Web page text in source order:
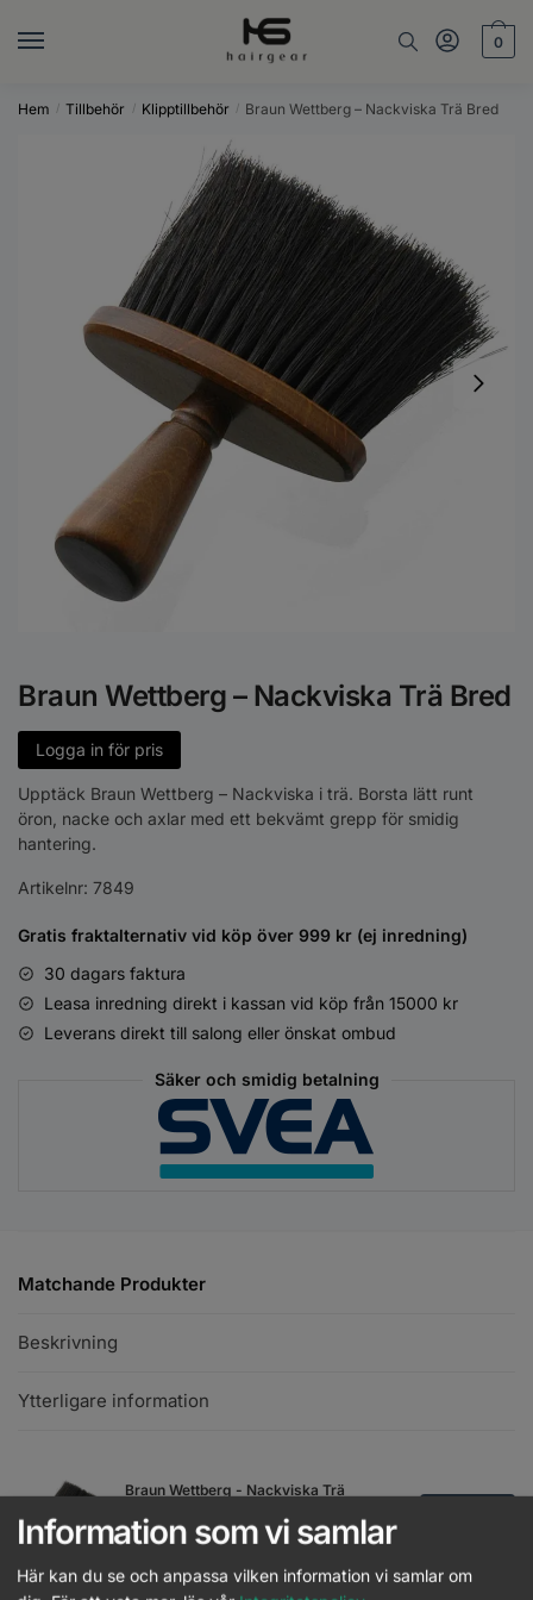
0
Hem / Tillbehör / Klipptillbehör / Braun Wettberg – Nackviska Trä Bred
Braun Wettberg – Nackviska Trä Bred
Logga in för pris
Upptäck Braun Wettberg – Nackviska i trä. Borsta lätt runt
öron, nacke och axlar med ett bekvämt grepp för smidig
hantering.
Artikelnr: 7849
Gratis fraktalternativ vid köp över 999 kr (ej inredning)
30 dagars faktura
Leasa inredning direkt i kassan vid köp från 15000 kr
Leverans direkt till salong eller önskat ombud
Säker och smidig betalning
Matchande Produkter
Beskrivning
Ytterligare information
Braun Wettberg - Nackviska Trä
Logga in
JRL - Nackviska
Information som vi samlar
Här kan du se och anpassa vilken information vi samlar om